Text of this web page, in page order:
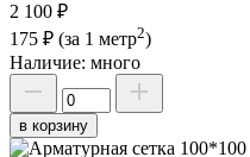
2 100 ₽
175 ₽ (за 1 метр2)
Наличие: много
в корзину